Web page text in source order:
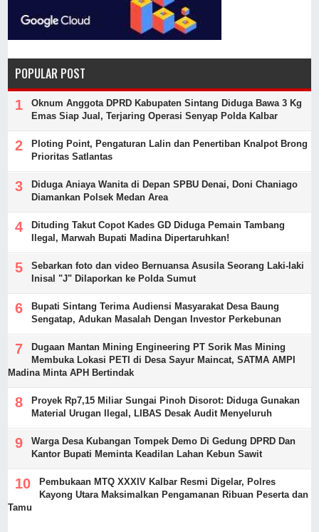
POPULAR POST
Oknum Anggota DPRD Kabupaten Sintang Diduga Bawa 3 Kg
Emas Siap Jual, Terjaring Operasi Senyap Polda Kalbar
Ploting Point, Pengaturan Lalin dan Penertiban Knalpot Brong
Prioritas Satlantas
Diduga Aniaya Wanita di Depan SPBU Denai, Doni Chaniago
Diamankan Polsek Medan Area
Dituding Takut Copot Kades GD Diduga Pemain Tambang
Ilegal, Marwah Bupati Madina Dipertaruhkan!
Sebarkan foto dan video Bernuansa Asusila Seorang Laki-laki
Inisal "J" Dilaporkan ke Polda Sumut
Bupati Sintang Terima Audiensi Masyarakat Desa Baung
Sengatap, Adukan Masalah Dengan Investor Perkebunan
Dugaan Mantan Mining Engineering PT Sorik Mas Mining
Membuka Lokasi PETI di Desa Sayur Maincat, SATMA AMPI
Madina Minta APH Bertindak
Proyek Rp7,15 Miliar Sungai Pinoh Disorot: Diduga Gunakan
Material Urugan Ilegal, LIBAS Desak Audit Menyeluruh
Warga Desa Kubangan Tompek Demo Di Gedung DPRD Dan
Kantor Bupati Meminta Keadilan Lahan Kebun Sawit
Pembukaan MTQ XXXIV Kalbar Resmi Digelar, Polres
Kayong Utara Maksimalkan Pengamanan Ribuan Peserta dan
Tamu